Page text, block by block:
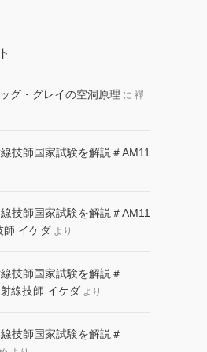
グ・グレイの空洞原理 に 禪
技師国家試験を解説＃AM11
技師国家試験を解説＃AM11
師 イケダ より
技師国家試験を解説＃
線技師 イケダ より
技師国家試験を解説＃